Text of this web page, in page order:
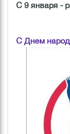
С 9 января -
С Днем